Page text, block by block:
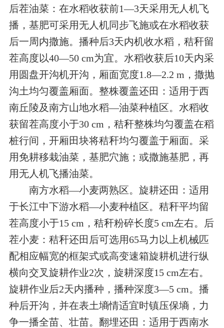
后茬油菜：在水稻收获前1—3天采用无人机飞
播，基肥可采用无人机同步飞施或在水稻收获
后一周内撒施。播种后3天内机收水稻，秸秆留
茬高度以40—50 cm为宜。水稻收获后10天内采
用圆盘开沟机开沟，厢面宽度1.8—2.2 m，撒抛
沟土均匀覆盖厢面。整株覆盖还田：适用于西
南丘陵及南方山地水稻—油菜种植区。水稻收
获留茬高度小于30 cm，秸秆整株均匀覆盖在稻
桩行间，开厢田块将秸秆均匀覆盖于厢面。采
用免耕移栽油菜，基肥穴施；或撒施基肥，再
用无人机飞播油菜。
南方水稻—小麦两熟区。旋耕还田：适用
于长江中下游水稻—小麦种植区。秸秆平均留
茬高度小于15 cm，秸秆粉碎长度5 cm左右。后
茬小麦：秸秆还田后可选用65马力以上机械匹
配相应幅宽的框架式或高变速箱旋耕机进行纵
横向交叉旋耕作业2次，旋耕深度15 cm左右。
旋耕作业后2天内播种，播种深度3—5 cm。播
种后开沟，并在表土墒情适宜时镇压保墒，力
争一播全苗、壮苗。翻埋还田：适用于西南水